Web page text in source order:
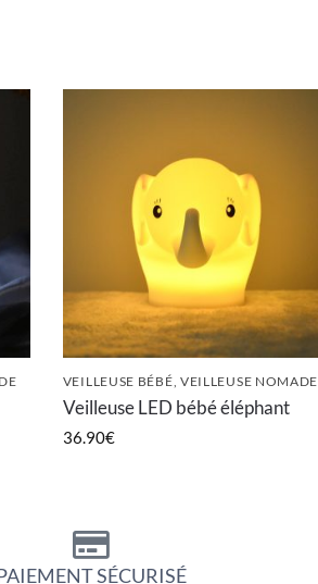
VEILLEUSE BÉBÉ VEILLEUSE NOMADE
Veilleuse LED bébé éléphant
36.90€
SÉCURISÉ